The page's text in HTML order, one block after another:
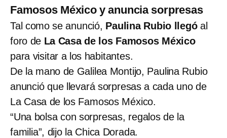
Famosos México y anuncia sorpresas
Tal como se anunció, Paulina Rubio llegóal
foro de La Casa de los Famosos México
para visitar a los habitantes.
De la mano de Galilea Montijo, Paulina Rubio
anunció que llevará sorpresas a cada uno de
La Casa de los Famosos México.
“Una bolsa con sorpresas, regalos de la
familia”, dijo la Chica Dorada.